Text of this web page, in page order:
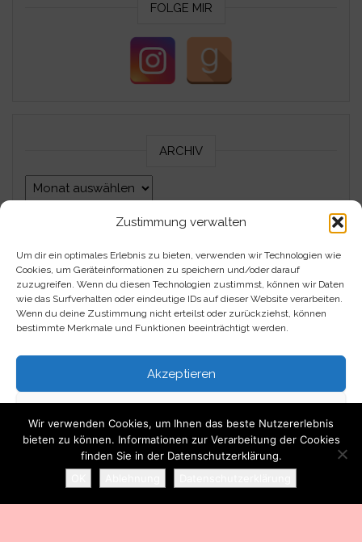
Zustimmung verwalten
Um dir ein optimales Erlebnis zu bieten, verwenden wir Technologien wie
Cookies, um Geräteinformationen zu speichern und/oder darauf
zuzugreifen. Wenn du diesen Technologien zustimmst, können wir Daten
wie das Surfverhalten oder eindeutige IDs auf dieser Website verarbeiten.
Wenn du deine Zustimmung nicht erteilst oder zurückziehst, können
bestimmte Merkmale und Funktionen beeinträchtigt werden.
Akzeptieren
Einstellungen ansehen
FOLGE MIR
ARCHIV
Archiv
Impressum
Datenschutzerklärung
Kontakt
Stolz präsentiert vonWordPress |Theme:Head Blog
Wir verwenden Cookies, um Ihnen das beste Nutzererlebnis
bieten zu können. Informationen zur Verarbeitung der Cookies
finden Sie in der Datenschutzerklärung.